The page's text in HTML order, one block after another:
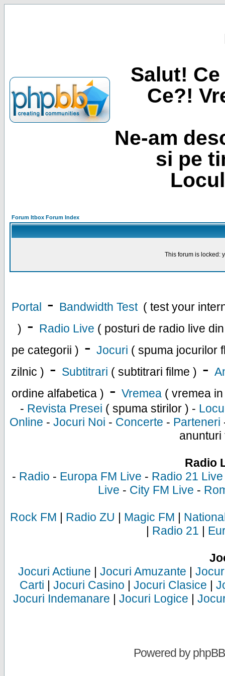
Salut!
Ce?!
Ne-am
si pe
Forum Itbox Forum Index
This forum is locked:
Portal - Bandwidth Test ( test your
) - Radio Live ( posturi de radio live
pe categorii ) - Jocuri ( spuma jocurilor
zilnic ) - Subtitrari ( subtitrari filme ) -
ordine alfabetica ) - Vremea ( vremea
- Revista Presei ( spuma stirilor ) -
Online - Jocuri Noi - Concerte - Parteneri
anunturi
Radio
- Radio - Europa FM Live - Radio 21 Live
Live - City FM Live -
Rock FM | Radio ZU | Magic FM |
| Radio 21 |
Jocuri Actiune | Jocuri Amuzante |
Carti | Jocuri Casino | Jocuri Clasice |
Jocuri Indemanare | Jocuri Logice |
Powered byphpBB